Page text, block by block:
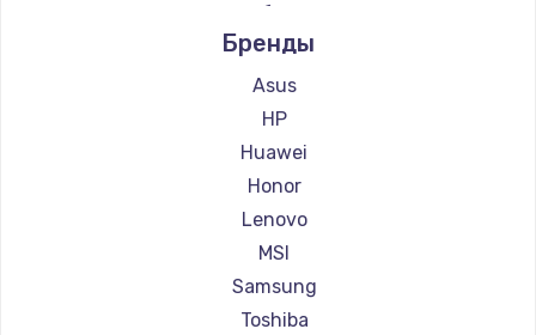
Ремонт ноутбуков Alienware
Ремонт ноутбуков Aquarius
Ремонт ноутбуков Gigabyte
Ремонт ноутбуков Aorus
Ремонт ноутбуков Maibenben
Ремонт ноутбуков Getac
Ремонт ноутбуков Epson
Ремонт ноутбуков Philips
Ремонт ноутбуков LG
Ремонт ноутбуков Panasonic
Бренды
Asus
HP
Huawei
Honor
Lenovo
MSI
Samsung
Toshiba